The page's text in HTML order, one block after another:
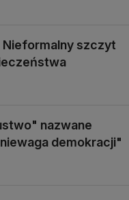
Nieformalny szczyt
nazwane
demokracji"